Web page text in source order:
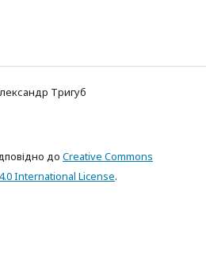
Тригуб
до Creative Commons
International License.